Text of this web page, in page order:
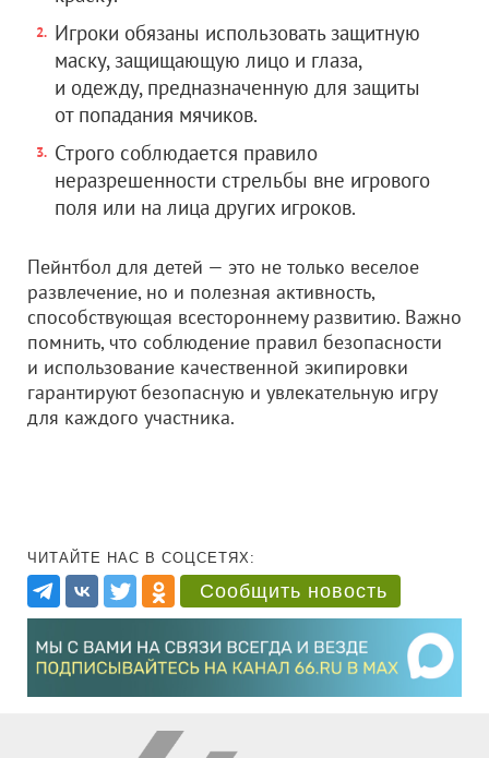
Игроки обязаны использовать защитную
маску, защищающую лицо и глаза,
и одежду, предназначенную для защиты
от попадания мячиков.
Строго соблюдается правило
неразрешенности стрельбы вне игрового
поля или на лица других игроков.
Пейнтбол для детей — это не только веселое
развлечение, но и полезная активность,
способствующая всестороннему развитию. Важно
помнить, что соблюдение правил безопасности
и использование качественной экипировки
гарантируют безопасную и увлекательную игру
для каждого участника.
ЧИТАЙТЕ НАС В СОЦСЕТЯХ:
Сообщить новость